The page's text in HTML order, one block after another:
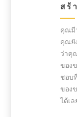
สร้
คุณมี
คุณยั
ว่าคุ
ของ
ชอบ
ของ
ได้เ